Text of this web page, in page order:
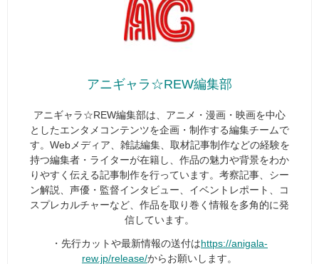
アニギャラ☆REW編集部
アニギャラ☆REW編集部は、アニメ・漫画・映画を中心
としたエンタメコンテンツを企画・制作する編集チームで
す。Webメディア、雑誌編集、取材記事制作などの経験を
持つ編集者・ライターが在籍し、作品の魅力や背景をわか
りやすく伝える記事制作を行っています。考察記事、シー
ン解説、声優・監督インタビュー、イベントレポート、コ
スプレカルチャーなど、作品を取り巻く情報を多角的に発
信しています。
・先行カットや最新情報の送付はhttps://anigala-
rew.jp/release/からお願いします。